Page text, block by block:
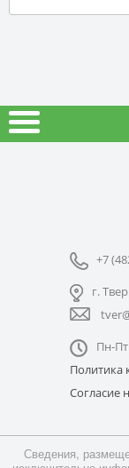
+7
г.
Пн-
Политика
Согласие
Сведения,